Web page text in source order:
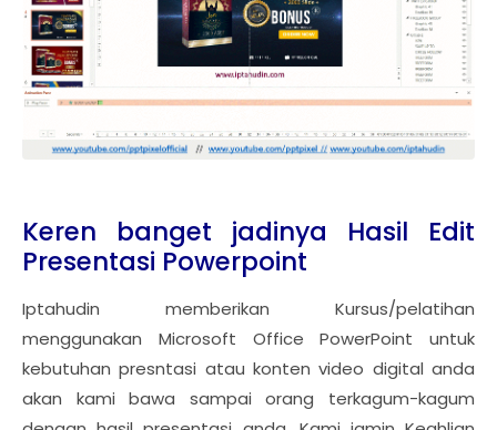
Keren banget jadinya Hasil Edit
Presentasi Powerpoint
Iptahudin memberikan Kursus/pelatihan
menggunakan Microsoft Office PowerPoint untuk
kebutuhan presntasi atau konten video digital anda
akan kami bawa sampai orang terkagum-kagum